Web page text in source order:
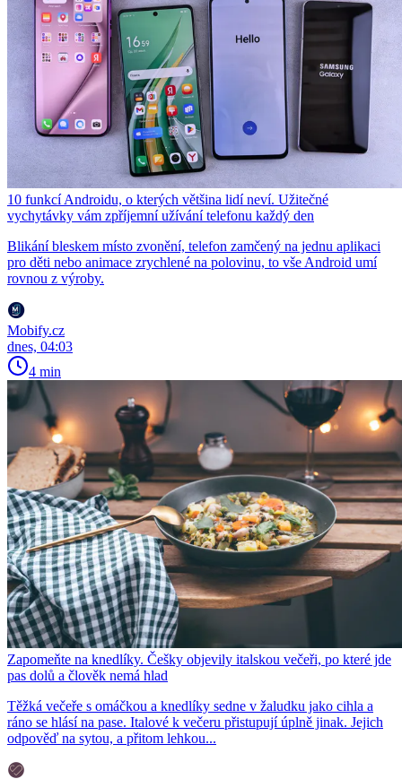
10 funkcí Androidu, o kterých většina lidí neví. Užitečné
vychytávky vám zpříjemní užívání telefonu každý den
Blikání bleskem místo zvonění, telefon zamčený na jednu aplikaci
pro děti nebo animace zrychlené na polovinu, to vše Android umí
rovnou z výroby.
Mobify.cz
dnes, 04:03
4 min
Zapomeňte na knedlíky. Češky objevily italskou večeři, po které jde
pas dolů a člověk nemá hlad
Těžká večeře s omáčkou a knedlíky sedne v žaludku jako cihla a
ráno se hlásí na pase. Italové k večeru přistupují úplně jinak. Jejich
odpověď na sytou, a přitom lehkou...